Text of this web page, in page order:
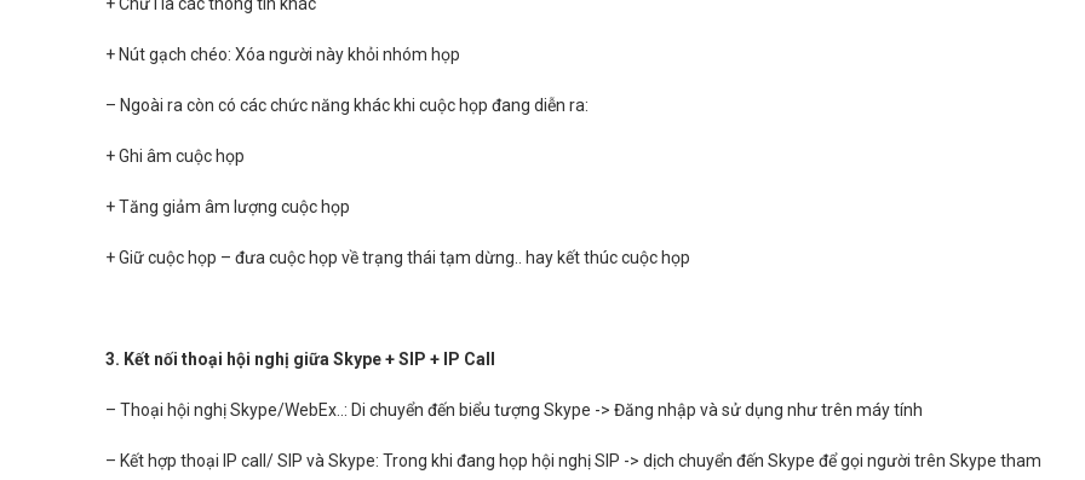
+ Nút gạch chéo: Xóa người này khỏi nhóm họp
– Ngoài ra còn có các chức năng khác khi cuộc họp đang diễn ra:
+ Ghi âm cuộc họp
+ Tăng giảm âm lượng cuộc họp
+ Giữ cuộc họp – đưa cuộc họp về trạng thái tạm dừng.. hay kết thúc cuộc họp
3. Kết nối thoại hội nghị giữa Skype + SIP + IP Call
– Thoại hội nghị Skype/WebEx..: Di chuyển đến biểu tượng Skype -> Đăng nhập và sử dụng như trên máy tính
– Kết hợp thoại IP call/ SIP và Skype: Trong khi đang họp hội nghị SIP -> dịch chuyển đến Skype để gọi người trên Skype tham